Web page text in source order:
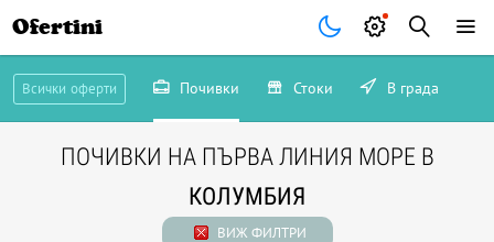
Ofertini
Всички оферти Почивки Стоки В града
ПОЧИВКИ НА ПЪРВА ЛИНИЯ МОРЕ В
КОЛУМБИЯ
ВИЖ ФИЛТРИ